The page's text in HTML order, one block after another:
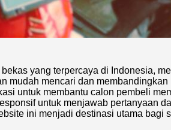
yang terpercaya di Indonesia,
mudah mencari dan
untuk membantu calon pembeli
untuk menjawab pertanyaan
ini menjadi destinasi utama